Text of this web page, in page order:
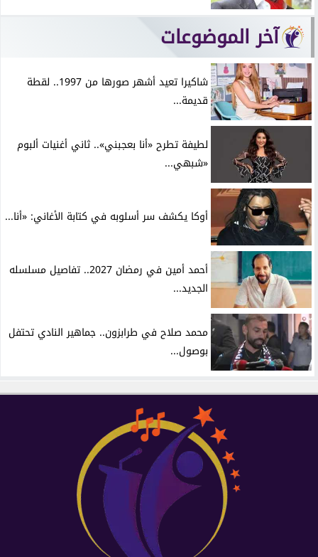
آخر الموضوعات
شاكيرا تعيد أشهر صورها من 1997.. لقطة
قديمة...
لطيفة تطرح «أنا بعجبني».. ثاني أغنيات ألبوم
«شبهي...
أوكا يكشف سر أسلوبه في كتابة الأغاني: «أنا...
أحمد أمين في رمضان 2027.. تفاصيل مسلسله
الجديد...
محمد صلاح في طرابزون.. جماهير النادي تحتفل
بوصول...